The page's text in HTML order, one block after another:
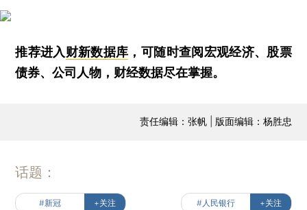
推荐进入财新数据库 ，可随时查阅宏观经济、股票
债券、公司人物，财经数据尽在掌握。
责任编辑：张帆 | 版面编辑：杨胜忠
话题：
#新冠 +关注 #人民银行 +关注